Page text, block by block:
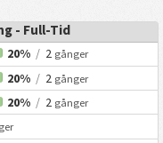
- Full-Tid
20% / 2 gånger
20% / 2 gånger
20% / 2 gånger